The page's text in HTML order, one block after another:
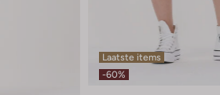
Laatste items
-60%